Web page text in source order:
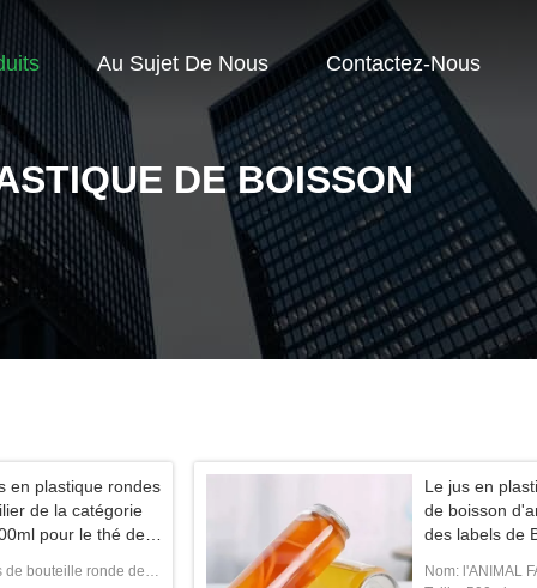
Au Sujet De Nous Contactez-Nous
DE BOISSON
en plastique rondes
de la catégorie
pour le thé de
de bouteille ronde de
Le jus en
de boisson
des labels de
Nom: l'ANIMAL